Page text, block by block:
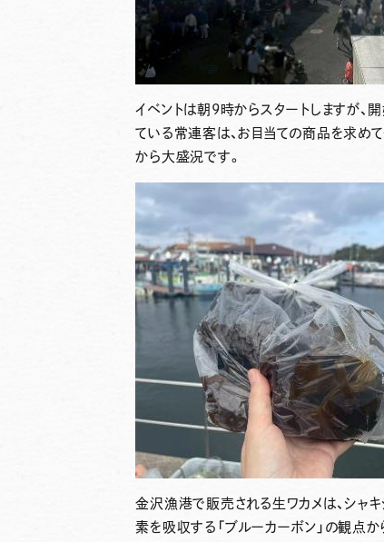
イベントは朝9時からスタートしますが
ている常連客は、お目当ての商品を求め
から大盛況です。
金沢漁港で販売される生ワカメは、シャ
素を吸収する「ブルーカーボン」の観点